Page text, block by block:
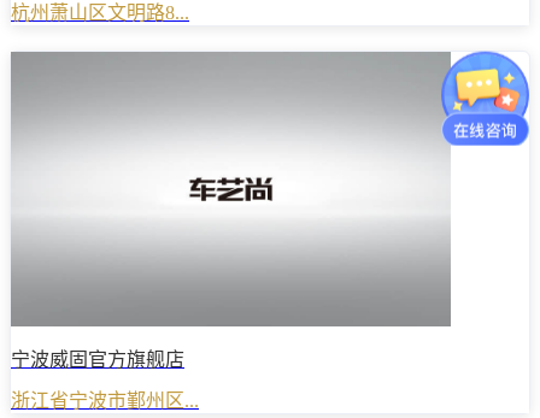
杭州萧山区文明路8...
宁波威固官方旗舰店
浙江省宁波市鄞州区...